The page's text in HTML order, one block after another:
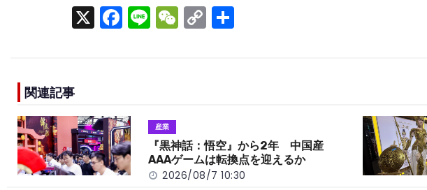
X F
a
o
o
k
Li
n
W
e
C
o
k
関連記事
産業
『黒神話：悟空』から2年 中国産
AAAゲームは転換点を迎えるか
2026/08/7 10:30